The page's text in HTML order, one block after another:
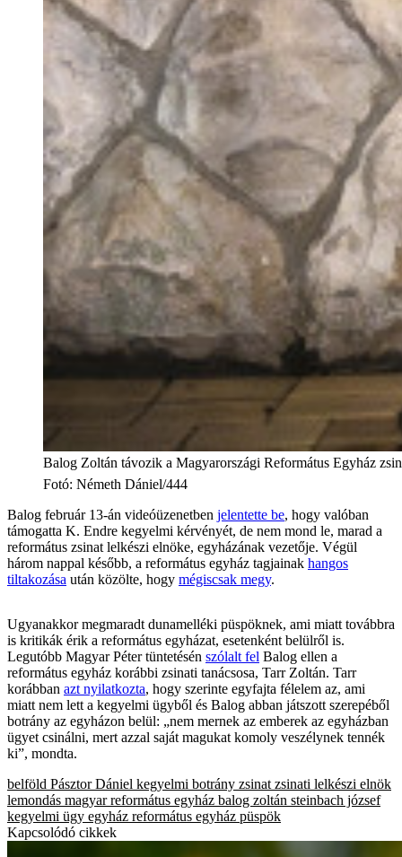
Balog Zoltán távozik a Magyarországi Református Egyház
Fotó: Németh Dániel/444
Balog február 13-án videóüzenetben jelentette be, hogy valóban
támogatta K. Endre kegyelmi kérvényét, de nem mond le, marad a
református zsinat lelkészi elnöke, egyházának vezetője. Végül
három nappal később, a református egyház tagjainak hangos
tiltakozása után közölte, hogy mégiscsak megy.
Ugyanakkor megmaradt dunamelléki püspöknek, ami miatt továbbra
is kritikák érik a református egyházat, esetenként belülről is.
Legutóbb Magyar Péter tüntetésén szólalt fel Balog ellen a
református egyház korábbi zsinati tanácsosa, Tarr Zoltán. Tarr
korábban azt nyilatkozta, hogy szerinte egyfajta félelem az, ami
miatt nem lett a kegyelmi ügyből és Balog abban játszott szerepéből
botrány az egyházon belül: „nem mernek az emberek az egyházban
ügyet csinálni, mert azzal saját magukat komoly veszélynek tennék
ki”, mondta.
belföld Pásztor Dániel kegyelmi botrány zsinat zsinati lelkészi elnök
lemondás magyar református egyház balog zoltán steinbach józsef
kegyelmi ügy egyház református egyház püspök
Kapcsolódó cikkek